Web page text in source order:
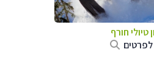
טיולי חורף